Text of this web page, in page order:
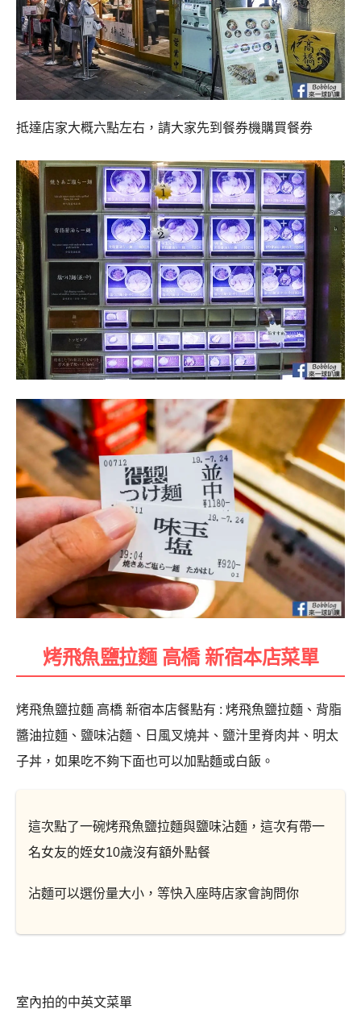
抵達店家大概六點左右，請大家先到餐券機購買餐券
烤飛魚鹽拉麵 高橋 新宿本店菜單
烤飛魚鹽拉麵 高橋 新宿本店餐點有 : 烤飛魚鹽拉麵、背脂
醬油拉麵、鹽味沾麵、日風叉燒丼、鹽汁里脊肉丼、明太
子丼，如果吃不夠下面也可以加點麵或白飯。
這次點了一碗烤飛魚鹽拉麵與鹽味沾麵，這次有帶一
名女友的姪女10歲沒有額外點餐
沾麵可以選份量大小，等快入座時店家會詢問你
室內拍的中英文菜單